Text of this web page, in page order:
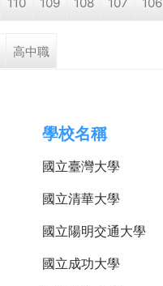
高中職
學校名稱
國立臺灣大學
國立清華大學
國立陽明交通大學
國立成功大學